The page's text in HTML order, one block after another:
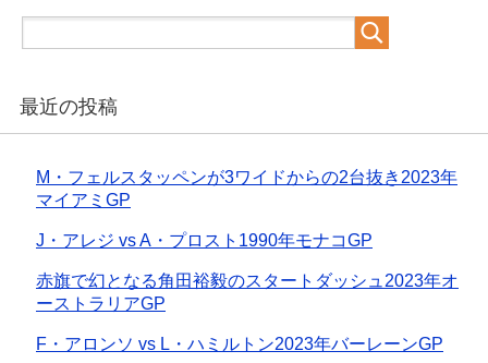
最近の投稿
M・フェルスタッペンが3ワイドからの2台抜き2023年
マイアミGP
J・アレジ vs A・プロスト1990年モナコGP
赤旗で幻となる角田裕毅のスタートダッシュ2023年オ
ーストラリアGP
F・アロンソ vs L・ハミルトン2023年バーレーンGP